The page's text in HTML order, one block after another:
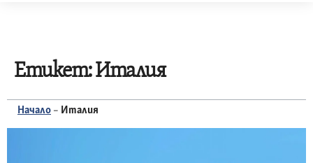
Етикет:Италия
Начало – Италия